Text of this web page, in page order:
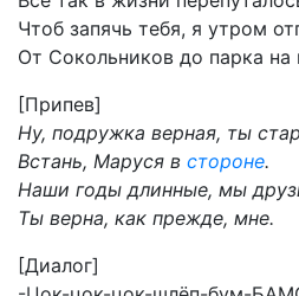
Чтоб запячь тебя, я утром
От Сокольников до парка на
[Припев]
Hу, подружка верная, ты
Встань, Маруся в стороне.
Hаши годы длинные, мы
Ты верна, как прежде, мне.
[Диалог]